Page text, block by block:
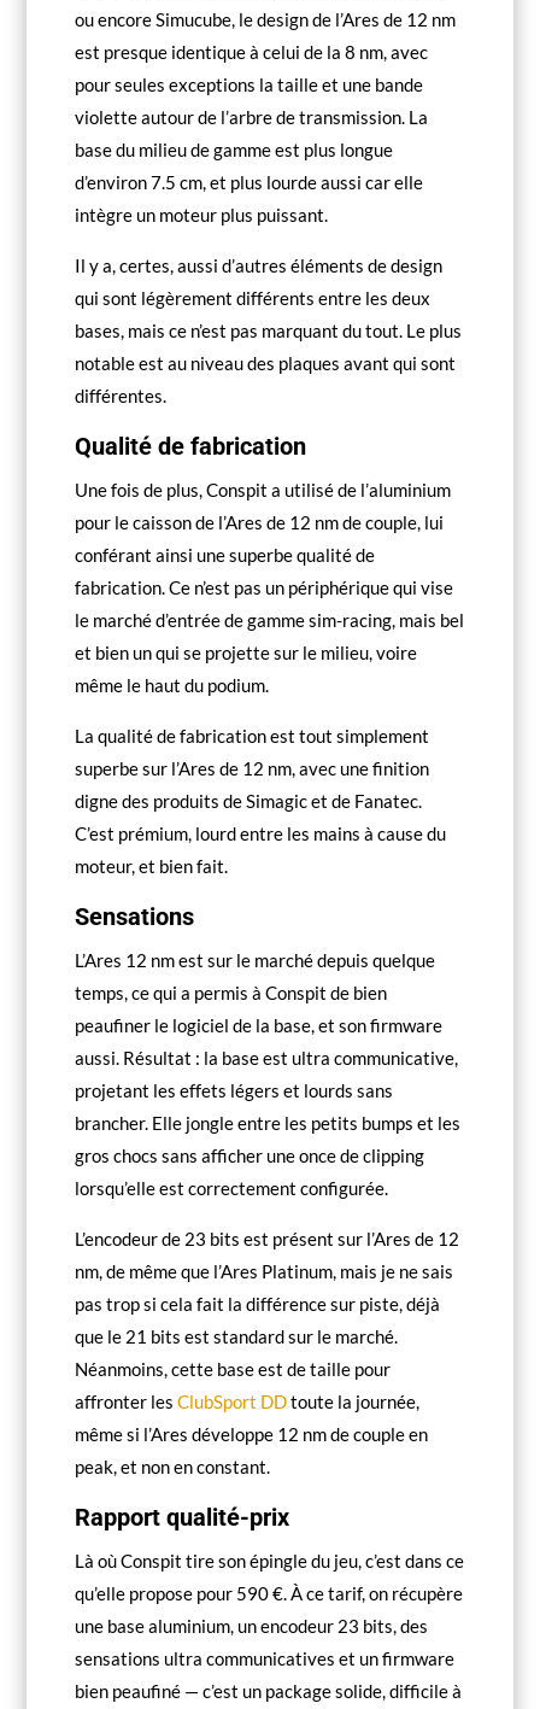
ou encore Simucube, le design de l’Ares de 12 nm
est presque identique à celui de la 8 nm, avec
pour seules exceptions la taille et une bande
violette autour de l’arbre de transmission. La
base du milieu de gamme est plus longue
d’environ 7.5 cm, et plus lourde aussi car elle
intègre un moteur plus puissant.
Il y a, certes, aussi d’autres éléments de design
qui sont légèrement différents entre les deux
bases, mais ce n’est pas marquant du tout. Le plus
notable est au niveau des plaques avant qui sont
différentes.
Qualité de fabrication
Une fois de plus, Conspit a utilisé de l’aluminium
pour le caisson de l’Ares de 12 nm de couple, lui
conférant ainsi une superbe qualité de
fabrication. Ce n’est pas un périphérique qui vise
le marché d’entrée de gamme sim-racing, mais bel
et bien un qui se projette sur le milieu, voire
même le haut du podium.
La qualité de fabrication est tout simplement
superbe sur l’Ares de 12 nm, avec une finition
digne des produits de Simagic et de Fanatec.
C’est prémium, lourd entre les mains à cause du
moteur, et bien fait.
Sensations
L’Ares 12 nm est sur le marché depuis quelque
temps, ce qui a permis à Conspit de bien
peaufiner le logiciel de la base, et son firmware
aussi. Résultat : la base est ultra communicative,
projetant les effets légers et lourds sans
brancher. Elle jongle entre les petits bumps et les
gros chocs sans afficher une once de clipping
lorsqu’elle est correctement configurée.
L’encodeur de 23 bits est présent sur l’Ares de 12
nm, de même que l’Ares Platinum, mais je ne sais
pas trop si cela fait la différence sur piste, déjà
que le 21 bits est standard sur le marché.
Néanmoins, cette base est de taille pour
affronter lesClubSport DDtoute la journée,
même si l’Ares développe 12 nm de couple en
peak, et non en constant.
Rapport qualité-prix
Là où Conspit tire son épingle du jeu, c’est dans ce
qu’elle propose pour 590 €. À ce tarif, on récupère
une base aluminium, un encodeur 23 bits, des
sensations ultra communicatives et un firmware
bien peaufiné — c’est un package solide, difficile à